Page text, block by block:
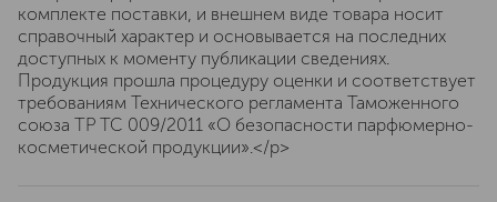
комплекте поставки, и внешнем виде товара носит
справочный характер и основывается на последних
доступных к моменту публикации сведениях.
Продукция прошла процедуру оценки и соответствует
требованиям Технического регламента Таможенного
союза ТР ТС 009/2011 «О безопасности парфюмерно-
косметической продукции».</p>